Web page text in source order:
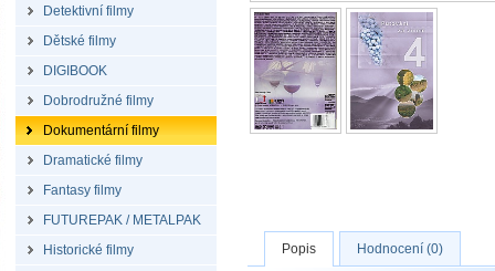
Detektivní filmy
Dětské filmy
DIGIBOOK
Dobrodružné filmy
Dokumentární filmy
Dramatické filmy
Fantasy filmy
FUTUREPAK / METALPAK
Historické filmy
Popis Hodnocení (0)